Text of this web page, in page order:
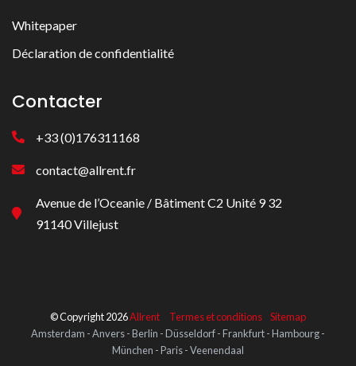
Whitepaper
Déclaration de confidentialité
Contacter
+33 (0)176311168
contact@allrent.fr
Avenue de l’Oceanie / Bâtiment C2 Unité 9 32
91140 Villejust
© Copyright 2026Allrent Termes et conditions
Sitemap
Amsterdam - Anvers - Berlin - Düsseldorf - Frankfurt - Hambourg -
München - Paris - Veenendaal